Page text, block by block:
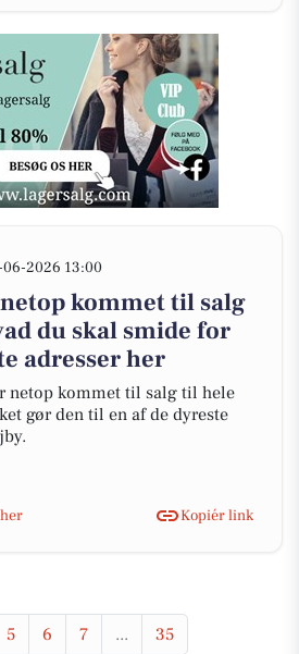
06-2026 13:00
kommet til salg
du skal smide for
adresser her
netop kommet til salg til hele
gør den til en af de dyreste
Kopiér link
5 6 7 ... 35